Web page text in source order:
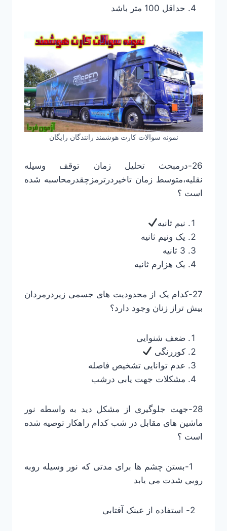
حداقل 100 متر باشد
نمونه سوالات کارت هوشمند رانندگان رایگان
26-درمبحث تحلیل زمان توقف وسیله
نقلیه،متوسط زمان تاخیردرترمزچقدرمحاسبه شده
است ؟
نیم ثانیه
یک ونیم ثانیه
3 ثانیه
یک هزارم ثانیه
27-کدام یک از محدودیت های جسمی زیردرمردان
بیش تراز زنان وجود دارد؟
ضعف شنوایی
کوررنگی
عدم توانایی تشخیص فاصله
مشکلات جهت یابی درشب
28-جهت جلوگیری از مشکل دید به واسطه نور
ماشین های مقابل در شب کدام راهکار توصیه شده
است ؟
1-بستن چشم ها برای مدتی که نور وسیله روبه
رویی شدت می یابد